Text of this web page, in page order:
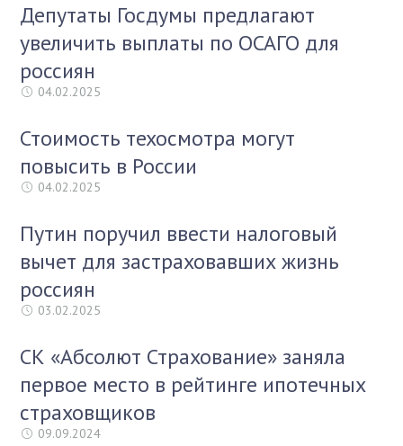
Депутаты Госдумы предлагают
увеличить выплаты по ОСАГО для
россиян
04.02.2025
Стоимость техосмотра могут
повысить в России
04.02.2025
Путин поручил ввести налоговый
вычет для застраховавших жизнь
россиян
03.02.2025
СК «Абсолют Страхование» заняла
первое место в рейтинге ипотечных
страховщиков
09.09.2024